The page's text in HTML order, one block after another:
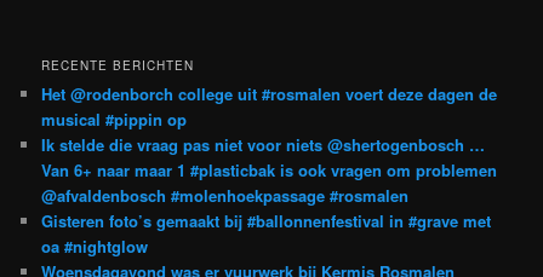
RECENTE BERICHTEN
Het @rodenborch college uit #rosmalen voert deze dagen de
musical #pippin op
Ik stelde die vraag pas niet voor niets @shertogenbosch …
Van 6+ naar maar 1 #plasticbak is ook vragen om problemen
@afvaldenbosch #molenhoekpassage #rosmalen
Gisteren foto’s gemaakt bij #ballonnenfestival in #grave met
oa #nightglow
Woensdagavond was er vuurwerk bij Kermis Rosmalen